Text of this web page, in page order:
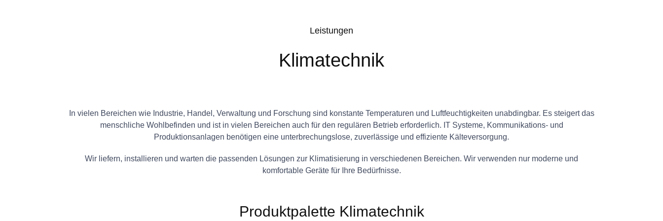
Leistungen
Klimatechnik
In vielen Bereichen wie Industrie, Handel, Verwaltung und Forschung sind konstante Temperaturen und Luftfeuchtigkeiten unabdingbar. Es steigert das
menschliche Wohlbefinden und ist in vielen Bereichen auch für den regulären Betrieb erforderlich. IT Systeme, Kommunikations- und
Produktionsanlagen benötigen eine unterbrechungslose, zuverlässige und effiziente Kälteversorgung.
Wir liefern, installieren und warten die passenden Lösungen zur Klimatisierung in verschiedenen Bereichen. Wir verwenden nur moderne und
komfortable Geräte für Ihre Bedürfnisse.
Produktpalette Klimatechnik